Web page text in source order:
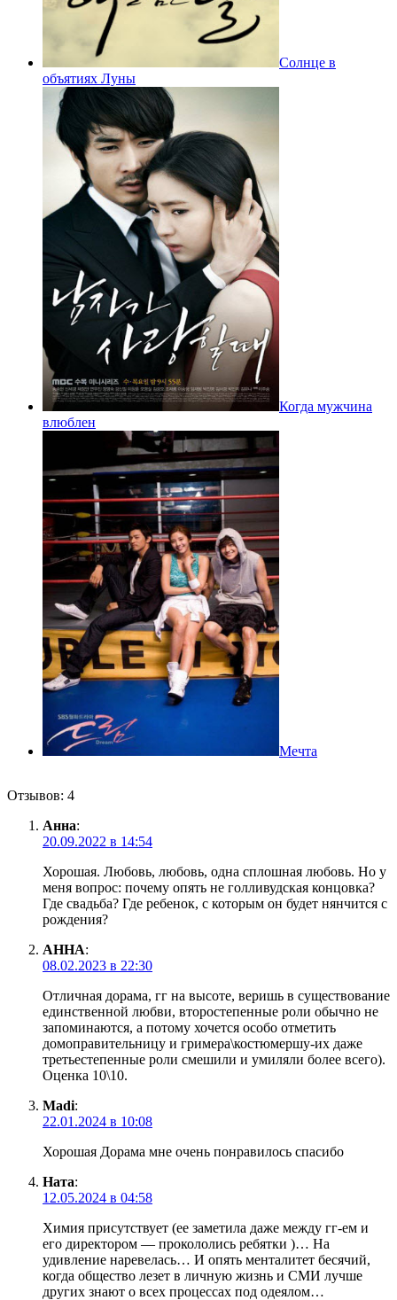
Солнце в
объятиях Луны
Когда мужчина
влюблен
Мечта
Отзывов: 4
Анна:
20.09.2022 в 14:54
Хорошая. Любовь, любовь, одна сплошная любовь. Но у
меня вопрос: почему опять не голливудская концовка?
Где свадьба? Где ребенок, с которым он будет нянчится с
рождения?
АННА:
08.02.2023 в 22:30
Отличная дорама, гг на высоте, веришь в существование
единственной любви, второстепенные роли обычно не
запоминаются, а потому хочется особо отметить
домоправительницу и гримера\костюмершу-их даже
третьестепенные роли смешили и умиляли более всего).
Оценка 10\10.
Madi:
22.01.2024 в 10:08
Хорошая Дорама мне очень понравилось спасибо
Ната:
12.05.2024 в 04:58
Химия присутствует (ее заметила даже между гг-ем и
его директором — прокололись ребятки )… На
удивление наревелась… И опять менталитет бесячий,
когда общество лезет в личную жизнь и СМИ лучше
других знают о всех процессах под одеялом…